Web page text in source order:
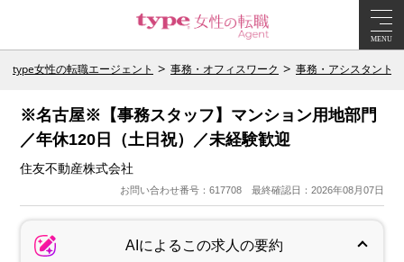
MENU
type女性の転職エージェント 事務・オフィスワーク 事務・アシスタント
※名古屋※【事務スタッフ】マンション用地部門
／年休120日（土日祝）／未経験歓迎
住友不動産株式会社
お問い合わせ番号：617708 最終確認日：2026年08月07日
AIによるこの求人の要約